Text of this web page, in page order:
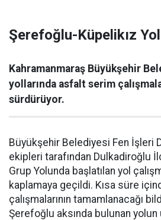
Şerefoğlu-Küpelikız
Kahramanmaraş Büyükşehir
yollarında asfalt serim
sürdürüyor.
Büyükşehir Belediyesi Fen İşleri
ekipleri tarafından Dulkadiroğlu
Grup Yolunda başlatılan yol
kaplamaya geçildi. Kısa süre
çalışmalarının tamamlanacağı
Şerefoğlu aksında bulunan